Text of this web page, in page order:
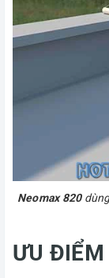
Neomax 820
ƯU ĐIỂM